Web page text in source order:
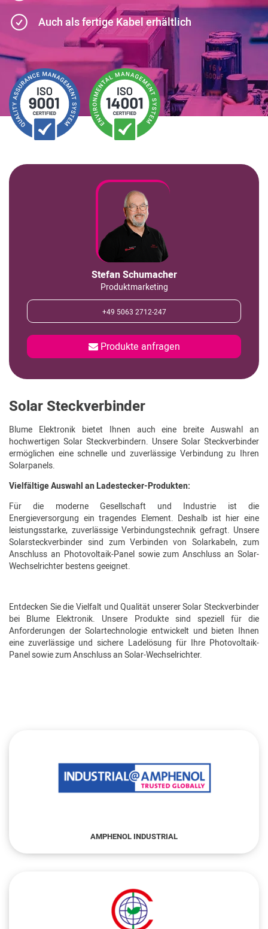
Auch als fertige Kabel erhältlich
Stefan Schumacher
Produktmarketing
+49 5063 2712-247
Produkte anfragen
Solar Steckverbinder
Blume Elektronik bietet Ihnen auch eine breite Auswahl an
hochwertigen Solar Steckverbindern. Unsere Solar Steckverbinder
ermöglichen eine schnelle und zuverlässige Verbindung zu Ihren
Solarpanels.
Vielfältige Auswahl an Ladestecker-Produkten:
Für die moderne Gesellschaft und Industrie ist die
Energieversorgung ein tragendes Element. Deshalb ist hier eine
leistungsstarke, zuverlässige Verbindungstechnik gefragt. Unsere
Solarsteckverbinder sind zum Verbinden von Solarkabeln, zum
Anschluss an Photovoltaik-Panel sowie zum Anschluss an Solar-
Wechselrichter bestens geeignet.
Entdecken Sie die Vielfalt und Qualität unserer Solar Steckverbinder
bei Blume Elektronik. Unsere Produkte sind speziell für die
Anforderungen der Solartechnologie entwickelt und bieten Ihnen
eine zuverlässige und sichere Ladelösung für Ihre Photovoltaik-
Panel sowie zum Anschluss an Solar-Wechselrichter.
AMPHENOL INDUSTRIAL
Kundenbereich